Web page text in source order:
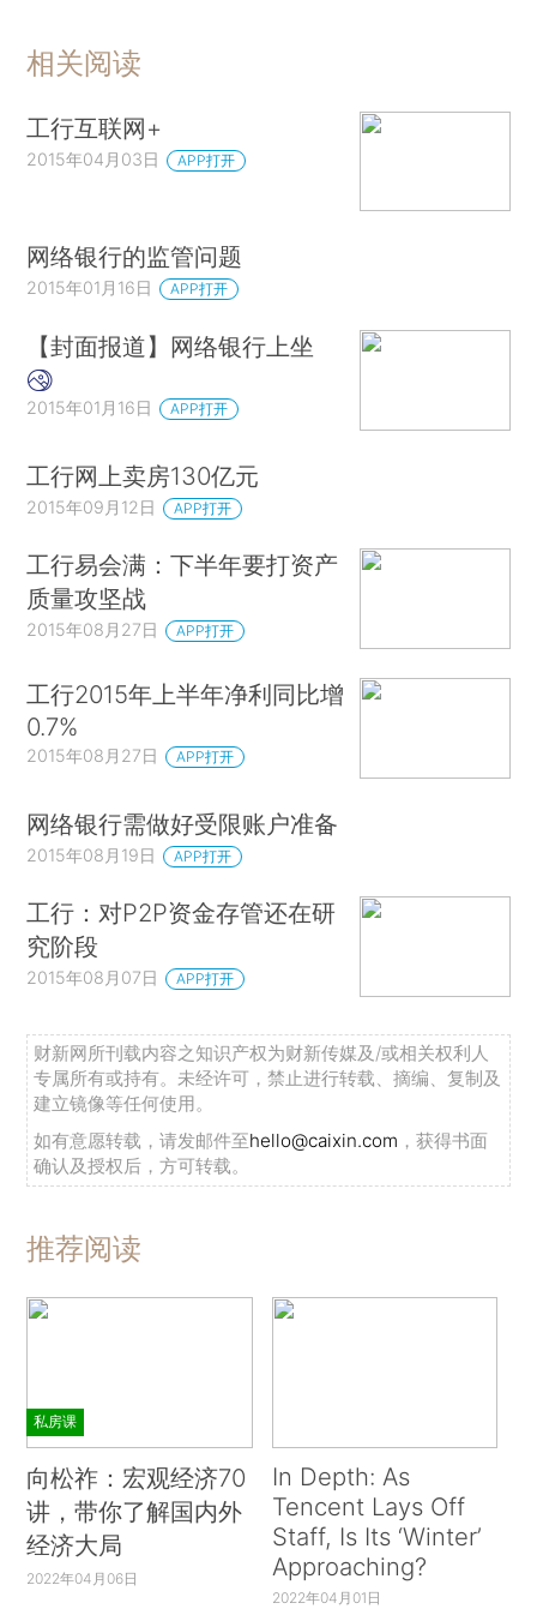
相关阅读
工行互联网+
2015年04月03日 APP打开
网络银行的监管问题
2015年01月16日 APP打开
【封面报道】网络银行上坐
2015年01月16日 APP打开
工行网上卖房130亿元
2015年09月12日 APP打开
工行易会满：下半年要打资产
质量攻坚战
2015年08月27日 APP打开
工行2015年上半年净利同比增
0.7%
2015年08月27日 APP打开
网络银行需做好受限账户准备
2015年08月19日 APP打开
工行：对P2P资金存管还在研
究阶段
2015年08月07日 APP打开
财新网所刊载内容之知识产权为财新传媒及/或相关权利人
专属所有或持有。未经许可，禁止进行转载、摘编、复制及
建立镜像等任何使用。
如有意愿转载，请发邮件至hello@caixin.com ，获得书面
确认及授权后，方可转载。
推荐阅读
私房课
向松祚：宏观经济70
讲，带你了解国内外
经济大局
2022年04月06日
In Depth: As
Tencent Lays Off
Staff, Is Its ‘Winter’
Approaching?
2022年04月01日